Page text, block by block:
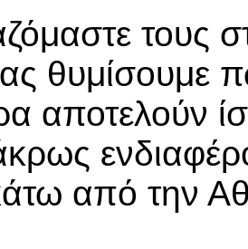
τους
θυμίσουμε
αποτελούν
από την